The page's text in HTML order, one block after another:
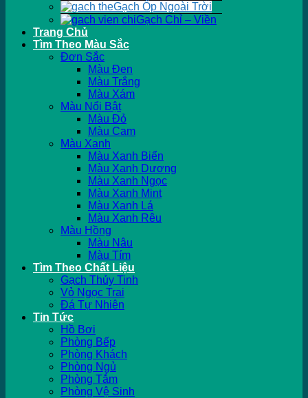
Gạch Ốp Ngoài Trời
Gạch Chỉ – Viền
Trang Chủ
Tìm Theo Màu Sắc
Đơn Sắc
Màu Đen
Màu Trắng
Màu Xám
Màu Nổi Bật
Màu Đỏ
Màu Cam
Màu Xanh
Màu Xanh Biển
Màu Xanh Dương
Màu Xanh Ngọc
Màu Xanh Mint
Màu Xanh Lá
Màu Xanh Rêu
Màu Hồng
Màu Nâu
Màu Tím
Tìm Theo Chất Liệu
Gạch Thủy Tinh
Vỏ Ngọc Trai
Đá Tự Nhiên
Tin Tức
Hồ Bơi
Phòng Bếp
Phòng Khách
Phòng Ngủ
Phòng Tắm
Phòng Vệ Sinh